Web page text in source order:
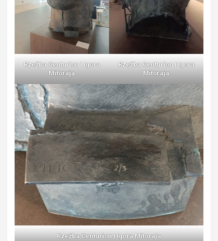
Rzeźba Centurion I Igora
Mitoraja
Rzeźba Centurion I Igora
Mitoraja
Rzeźba Centurion I Igora Mitoraja